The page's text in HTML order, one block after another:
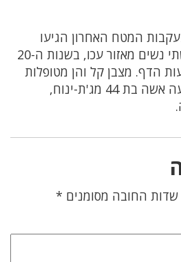
המטח האחרון הגיעו
למרכז הרפואי לגליל, שתי נשים מאזור עכו, בשנות ה-20
הדף. מצבן קל והן מטופלות
בחדר המיון.כמו כן הגיעה אשה בת 44 מג'ת-ינוח,
שדות החובה מסומנים *